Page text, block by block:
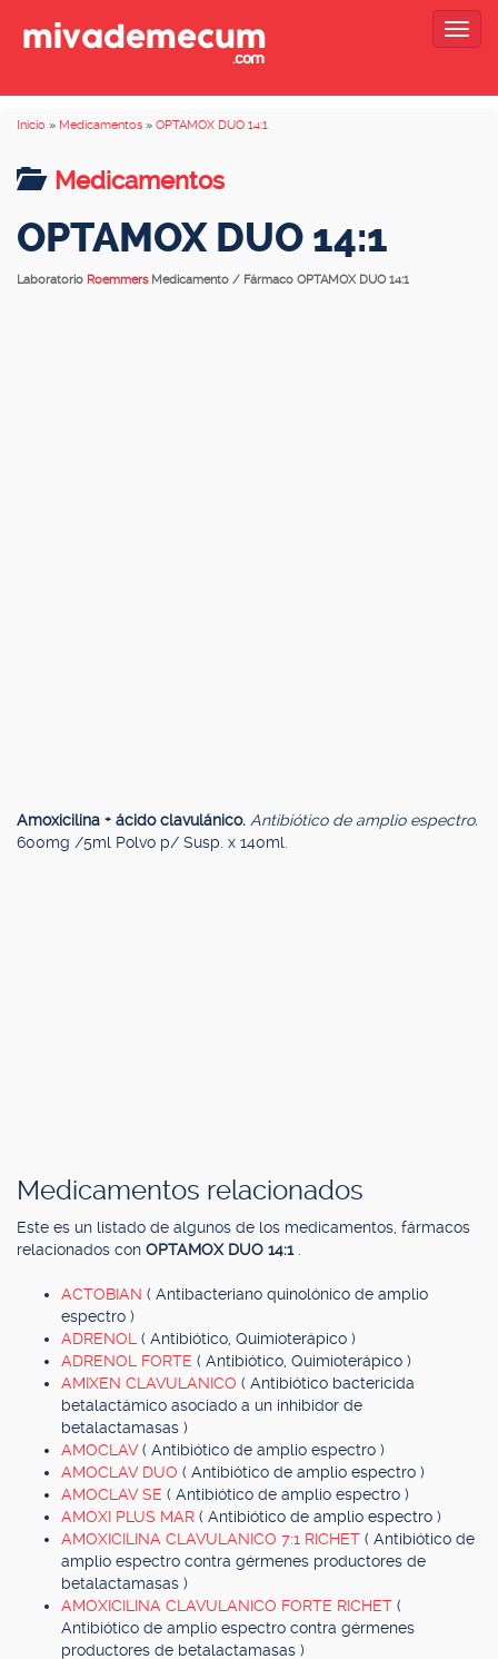
Inicio » Medicamentos » OPTAMOX DUO 14:1
Medicamentos
OPTAMOX DUO 14:1
Laboratorio Roemmers Medicamento / Fármaco OPTAMOX DUO 14:1
Amoxicilina + ácido clavulánico. Antibiótico de amplio espectro.
600mg /5ml Polvo p/ Susp. x 140ml.
Medicamentos relacionados
Este es un listado de algunos de los medicamentos, fármacos
relacionados con OPTAMOX DUO 14:1
ACTOBIAN ( Antibacteriano quinolónico de amplio
espectro )
ADRENOL ( Antibiótico, Quimioterápico )
ADRENOL FORTE ( Antibiótico, Quimioterápico )
AMIXEN CLAVULANICO ( Antibiótico bactericida
betalactámico asociado a un inhibidor de
betalactamasas )
AMOCLAV( Antibiótico de amplio espectro )
AMOCLAV DUO ( Antibiótico de amplio espectro )
AMOCLAV SE ( Antibiótico de amplio espectro )
AMOXI PLUS MAR ( Antibiótico de amplio espectro )
AMOXICILINA CLAVULANICO 7:1 RICHET ( Antibiótico de
amplio espectro contra gérmenes productores de
betalactamasas )
AMOXICILINA CLAVULANICO FORTE RICHET (
Antibiótico de amplio espectro contra gérmenes
productores de betalactamasas )